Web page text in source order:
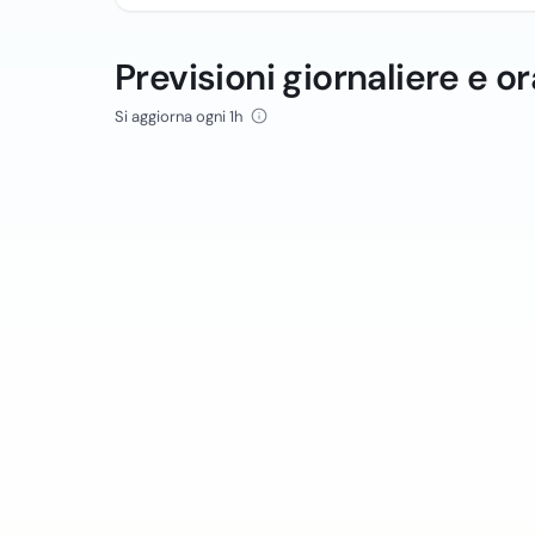
Previsioni giornaliere e
Si aggiorna ogni 1h